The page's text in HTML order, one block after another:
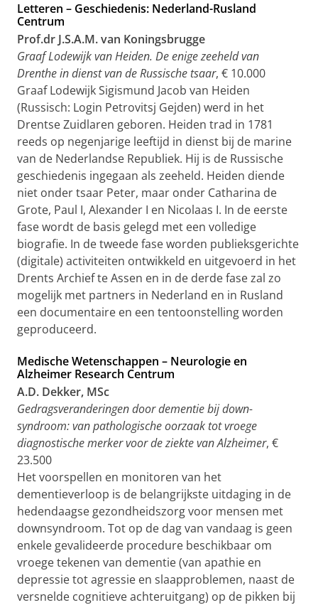
Letteren – Geschiedenis: Nederland-Rusland
Centrum
Prof.dr J.S.A.M. van Koningsbrugge
Graaf Lodewijk van Heiden. De enige zeeheld van
Drenthe in dienst van de Russische tsaar, € 10.000
Graaf Lodewijk Sigismund Jacob van Heiden
(Russisch: Login Petrovitsj Gejden) werd in het
Drentse Zuidlaren geboren. Heiden trad in 1781
reeds op negenjarige leeftijd in dienst bij de marine
van de Nederlandse Republiek. Hij is de Russische
geschiedenis ingegaan als zeeheld. Heiden diende
niet onder tsaar Peter, maar onder Catharina de
Grote, Paul I, Alexander I en Nicolaas I. In de eerste
fase wordt de basis gelegd met een volledige
biografie. In de tweede fase worden publieksgerichte
(digitale) activiteiten ontwikkeld en uitgevoerd in het
Drents Archief te Assen en in de derde fase zal zo
mogelijk met partners in Nederland en in Rusland
een documentaire en een tentoonstelling worden
geproduceerd.
Medische Wetenschappen – Neurologie en
Alzheimer Research Centrum
A.D. Dekker, MSc
Gedragsveranderingen door dementie bij down-
syndroom: van pathologische oorzaak tot vroege
diagnostische merker voor de ziekte van Alzheimer, €
23.500
Het voorspellen en monitoren van het
dementieverloop is de belangrijkste uitdaging in de
hedendaagse gezondheidszorg voor mensen met
downsyndroom. Tot op de dag van vandaag is geen
enkele gevalideerde procedure beschikbaar om
vroege tekenen van dementie (van apathie en
depressie tot agressie en slaapproblemen, naast de
versnelde cognitieve achteruitgang) op de pikken bij